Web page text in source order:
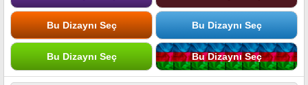
Bu Dizaynı Seç Bu Dizaynı Seç
Bu Dizaynı Seç Bu Dizaynı Seç